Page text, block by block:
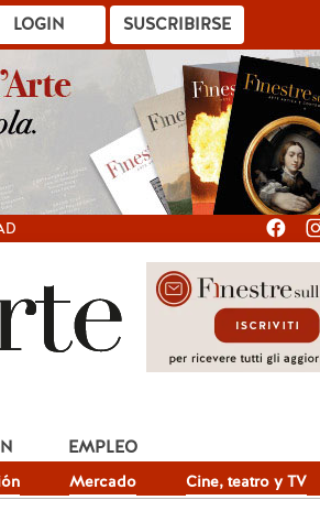
SUSCRIBIRSE
LOGIN
Mercado Cine, teatro y TV
EMPLEO